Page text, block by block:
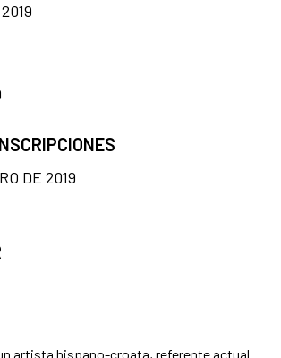
artista hispano-croata, referente actual
DE 2019